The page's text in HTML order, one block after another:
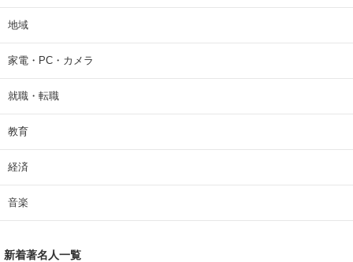
地域
家電・PC・カメラ
就職・転職
教育
経済
音楽
新着著名人一覧